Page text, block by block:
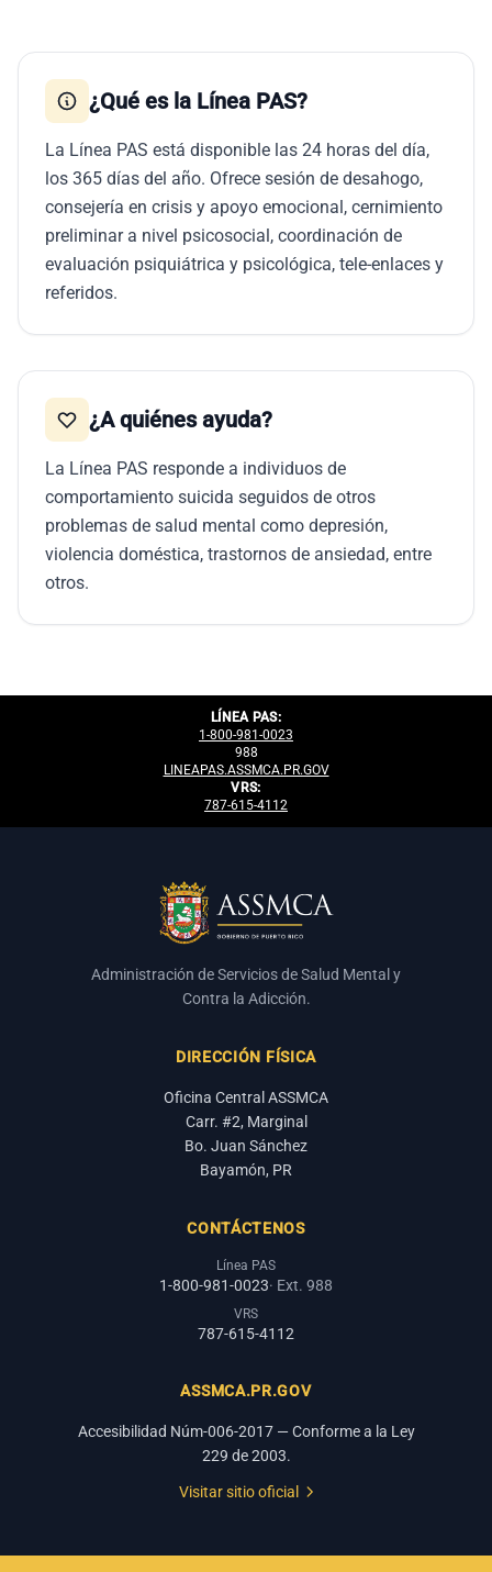
¿Qué es la Línea PAS?
La Línea PAS está disponible las 24 horas del día,
los 365 días del año. Ofrece sesión de desahogo,
consejería en crisis y apoyo emocional, cernimiento
preliminar a nivel psicosocial, coordinación de
evaluación psiquiátrica y psicológica, tele-enlaces y
referidos.
¿A quiénes ayuda?
La Línea PAS responde a individuos de
comportamiento suicida seguidos de otros
problemas de salud mental como depresión,
violencia doméstica, trastornos de ansiedad, entre
otros.
LÍNEA PAS:
1-800-981-0023
988
LINEAPAS.ASSMCA.PR.GOV
VRS:
787-615-4112
Administración de Servicios de Salud Mental y
Contra la Adicción.
DIRECCIÓN FÍSICA
Oficina Central ASSMCA
Carr. #2, Marginal
Bo. Juan Sánchez
Bayamón, PR
CONTÁCTENOS
Línea PAS
1-800-981-0023· Ext. 988
VRS
787-615-4112
ASSMCA.PR.GOV
Accesibilidad Núm-006-2017 — Conforme a la Ley
229 de 2003.
Visitar sitio oficial